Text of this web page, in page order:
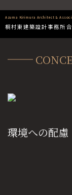
Azuma Kirimura Architect &
桐村東建築設計事務所
環境への配慮